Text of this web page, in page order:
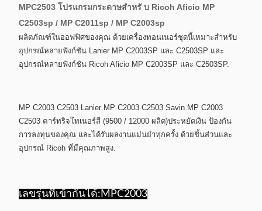
MPC2503 โปรแกรมกระดาษสําหรั บ Ricoh Aficio MP
C2503sp / MP C2011sp / MP C2003sp
ผลิตภัณฑ์ในออฟฟิศของคุณ ด้วยเครื่องทอนเนอร์ชุดนี้เหมาะสําหรับ
อุปกรณ์หลายฟังก์ชัน Lanier MP C2003SP และ C2503SP และ
อุปกรณ์หลายฟังก์ชัน Ricoh Aficio MP C2003SP และ C2503SP.
MP C2003 C2503 Lanier MP C2003 C2503 Savin MP C2003
C2503 คาร์ทริจโทเนอร์สี (9500 / 12000 ผลิต)ประหยัดเงิน ป้องกัน
การลงทุนของคุณ และได้รับผลงานแม่นยําทุกครั้ง ด้วยชิ้นส่วนและ
อุปกรณ์ Ricoh ที่มีคุณภาพสูง.
เลขรุ่นที่เข้ากันได้: MPC2003